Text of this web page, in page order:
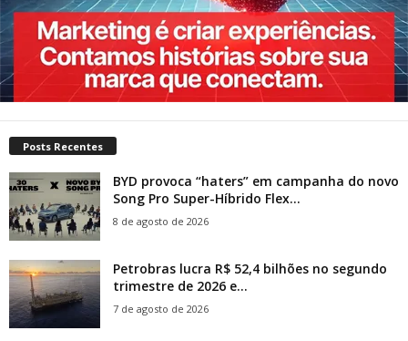
Posts Recentes
BYD provoca “haters” em campanha do novo
Song Pro Super-Híbrido Flex...
8 de agosto de 2026
Petrobras lucra R$ 52,4 bilhões no segundo
trimestre de 2026 e...
7 de agosto de 2026